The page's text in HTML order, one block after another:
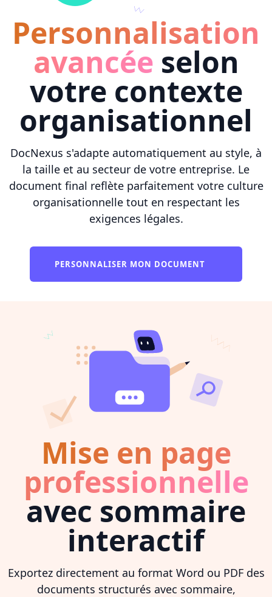
Personnalisation
avancée selon
votre contexte
organisationnel
DocNexus s'adapte automatiquement au style, à
la taille et au secteur de votre entreprise. Le
document final reflète parfaitement votre culture
organisationnelle tout en respectant les
exigences légales.
PERSONNALISER MON DOCUMENT
Mise en page
professionnelle
avec sommaire
interactif
Exportez directement au format Word ou PDF des
documents structurés avec sommaire,